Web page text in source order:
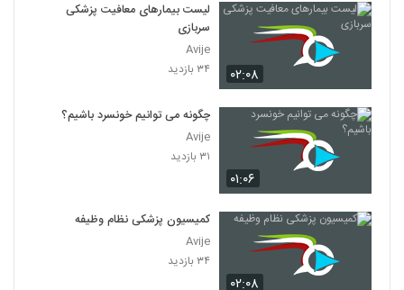
۰۲:۰۸
لیست بیمارهای معافیت پزشکی
سربازی
Avije
۳۴ بازدید
۰۱:۰۶
چگونه می توانیم خونسرد باشیم؟
Avije
۳۱ بازدید
۰۲:۰۸
کمیسیون پزشکی نظام وظیفه
Avije
۳۴ بازدید